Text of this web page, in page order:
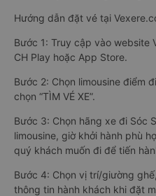
Hướng dẫn đặt vé tại
Bước 1: Truy cập vào website
CH Play hoặc App Store.
Bước 2: Chọn limousine điểm
chọn “TÌM VÉ XE”.
Bước 3: Chọn hãng xe đi Sóc
limousine, giờ khởi hành phù
quý khách muốn đi để tiến
Bước 4: Chọn vị trí/giường
thông tin hành khách khi đặt